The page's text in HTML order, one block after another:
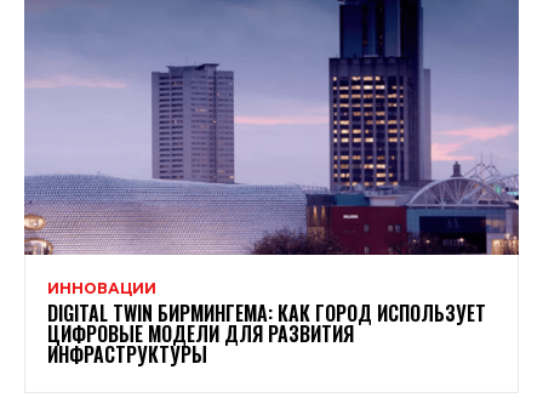
ИННОВАЦИИ
DIGITAL TWIN БИРМИНГЕМА: КАК ГОРОД ИСПОЛЬЗУЕТ
ЦИФРОВЫЕ МОДЕЛИ ДЛЯ РАЗВИТИЯ
ИНФРАСТРУКТУРЫ